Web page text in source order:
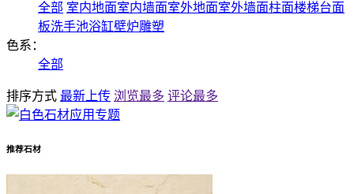
全部 室内地面室内墙面室外地面室外墙面柱面楼梯台面
板洗手池浴缸壁炉雕塑
色系：
全部
排序方式 最新上传 浏览最多 评论最多
推荐石材